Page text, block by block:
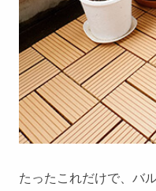
たったこれだけで、バ